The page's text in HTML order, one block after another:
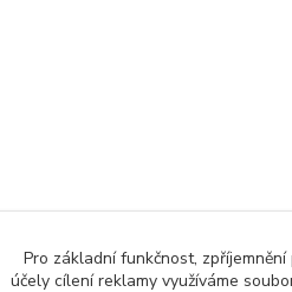
Pro základní funkčnost,
účely cílení reklamy využíváme